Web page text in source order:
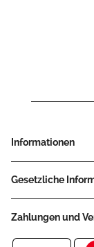
Informationen
Gesetzliche
Zahlungen und